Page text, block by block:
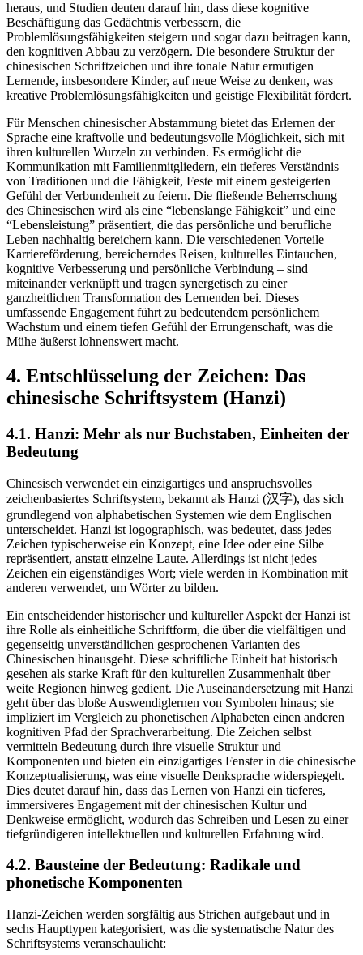
heraus, und Studien deuten darauf hin, dass diese kognitive
Beschäftigung das Gedächtnis verbessern, die
Problemlösungsfähigkeiten steigern und sogar dazu beitragen kann,
den kognitiven Abbau zu verzögern. Die besondere Struktur der
chinesischen Schriftzeichen und ihre tonale Natur ermutigen
Lernende, insbesondere Kinder, auf neue Weise zu denken, was
kreative Problemlösungsfähigkeiten und geistige Flexibilität fördert.
Für Menschen chinesischer Abstammung bietet das Erlernen der
Sprache eine kraftvolle und bedeutungsvolle Möglichkeit, sich mit
ihren kulturellen Wurzeln zu verbinden. Es ermöglicht die
Kommunikation mit Familienmitgliedern, ein tieferes Verständnis
von Traditionen und die Fähigkeit, Feste mit einem gesteigerten
Gefühl der Verbundenheit zu feiern. Die fließende Beherrschung
des Chinesischen wird als eine “lebenslange Fähigkeit” und eine
“Lebensleistung” präsentiert, die das persönliche und berufliche
Leben nachhaltig bereichern kann. Die verschiedenen Vorteile –
Karriereförderung, bereicherndes Reisen, kulturelles Eintauchen,
kognitive Verbesserung und persönliche Verbindung – sind
miteinander verknüpft und tragen synergetisch zu einer
ganzheitlichen Transformation des Lernenden bei. Dieses
umfassende Engagement führt zu bedeutendem persönlichem
Wachstum und einem tiefen Gefühl der Errungenschaft, was die
Mühe äußerst lohnenswert macht.
4. Entschlüsselung der Zeichen: Das
chinesische Schriftsystem (Hanzi)
4.1. Hanzi: Mehr als nur Buchstaben, Einheiten der
Bedeutung
Chinesisch verwendet ein einzigartiges und anspruchsvolles
zeichenbasiertes Schriftsystem, bekannt als Hanzi (汉字), das sich
grundlegend von alphabetischen Systemen wie dem Englischen
unterscheidet. Hanzi ist logographisch, was bedeutet, dass jedes
Zeichen typischerweise ein Konzept, eine Idee oder eine Silbe
repräsentiert, anstatt einzelne Laute. Allerdings ist nicht jedes
Zeichen ein eigenständiges Wort; viele werden in Kombination mit
anderen verwendet, um Wörter zu bilden.
Ein entscheidender historischer und kultureller Aspekt der Hanzi ist
ihre Rolle als einheitliche Schriftform, die über die vielfältigen und
gegenseitig unverständlichen gesprochenen Varianten des
Chinesischen hinausgeht. Diese schriftliche Einheit hat historisch
gesehen als starke Kraft für den kulturellen Zusammenhalt über
weite Regionen hinweg gedient. Die Auseinandersetzung mit Hanzi
geht über das bloße Auswendiglernen von Symbolen hinaus; sie
impliziert im Vergleich zu phonetischen Alphabeten einen anderen
kognitiven Pfad der Sprachverarbeitung. Die Zeichen selbst
vermitteln Bedeutung durch ihre visuelle Struktur und
Komponenten und bieten ein einzigartiges Fenster in die chinesische
Konzeptualisierung, was eine visuelle Denksprache widerspiegelt.
Dies deutet darauf hin, dass das Lernen von Hanzi ein tieferes,
immersiveres Engagement mit der chinesischen Kultur und
Denkweise ermöglicht, wodurch das Schreiben und Lesen zu einer
tiefgründigeren intellektuellen und kulturellen Erfahrung wird.
4.2. Bausteine der Bedeutung: Radikale und
phonetische Komponenten
Hanzi-Zeichen werden sorgfältig aus Strichen aufgebaut und in
sechs Haupttypen kategorisiert, was die systematische Natur des
Schriftsystems veranschaulicht: